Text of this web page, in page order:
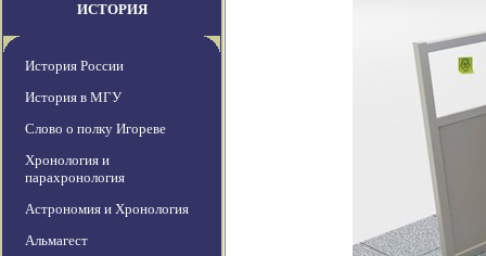
ИСТОРИЯ
История России
История в МГУ
Слово о полку Игореве
Хронология и
парахронология
Астрономия и Хронология
Альмагест